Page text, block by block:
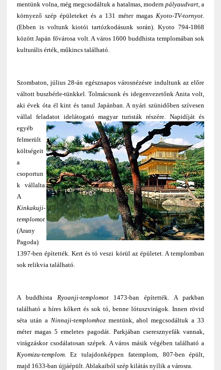
mentünk volna, még megcsodáltuk a hatalmas, modernpályaudvart, a
környező szép épületeket és a 131 méter magasKyoto-TV-tornyot.
(Ebben is voltunk kiotói tartózkodásunk során). Kyoto 794-1868
között Japán fővárosa volt. A város 1600 buddhista templomában sok
kulturális érték, műkincs található.
Szombaton, július 28-án egésznapos városnézésre indultunk az előre
váltott buszbérle-tünkkel. Tolmácsunk és idegenvezetőnk Anita volt,
aki évek óta él kint és tanul Japánban. A nyári szünidőben szívesen
vállal feladatot idelátogató magyar turisták részére. Napidíját és
egyéb
felmerült
költségeit
a
csoportun
k vállalta.
A
Kinkakuji-
templomot
(Arany
Pagoda)
1397-ben építették. Kert és tó veszi körül az épületet. A templomban
sok relikvia található.
A buddhista Ryoanji-templomot1473-ban építették. A parkban
található a híres kőkert és sok tó, benne lótuszvirágok. Innen rövid
séta után a Ninnaji-templomhozmentünk, ahol megcsodáltuk a 33
méter magas 5 emeletes pagodát. Parkjában cseresznyefák vannak,
virágzáskor csodálatosan szépek. A város másik végében található a
Kyomizu-templom. Ez tulajdonképpen fatemplom, 807-ben épült,
majd 1633-ban újjáépült. Ablakaiból szép kilátás nyílik a városra.